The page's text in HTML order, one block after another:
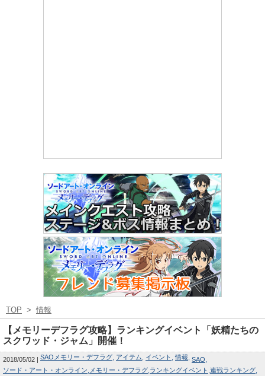
TOP > 情報
【メモリーデフラグ攻略】ランキングイベント「妖精たちの
スクワッド・ジャム」開催！
2018/05/02 SAOメモリー・デフラグ アイテム イベント 情報 SAO
ソード・アート・オンライン メモリー・デフラグ ランキングイベント 連戦ランキング